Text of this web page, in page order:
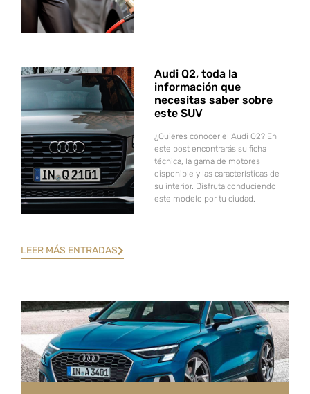
Audi Q2, toda la
información que
necesitas saber sobre
este SUV
¿Quieres conocer el Audi Q2? En
este post encontrarás su ficha
técnica, la gama de motores
disponible y las características de
su interior. Disfruta conduciendo
este modelo por tu ciudad.
LEER MÁS ENTRADAS